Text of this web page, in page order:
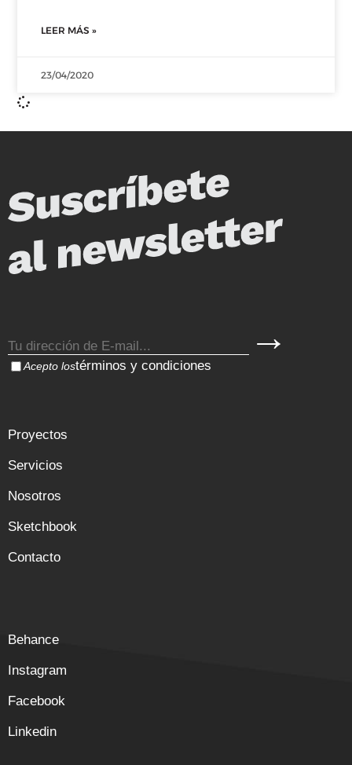
LEER MÁS »
23/04/2020
Acepto lostérminos y condiciones
Proyectos
Servicios
Nosotros
Sketchbook
Contacto
Behance
Instagram
Facebook
Linkedin